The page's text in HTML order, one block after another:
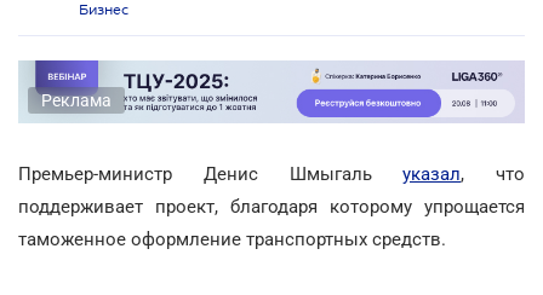
Бизнес
Реклама
Премьер-министр Денис Шмыгальуказал, что
поддерживает проект, благодаря которому упрощается
таможенное оформление транспортных средств.